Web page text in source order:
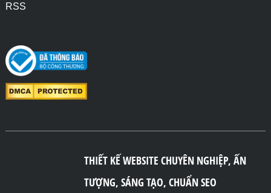
RSS
THIẾT KẾ WEBSITE CHUYÊN NGHIỆP, ẤN
TƯỢNG, SÁNG TẠO, CHUẨN SEO